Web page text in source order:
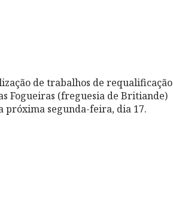
de trabalhos de requalificação
Fogueiras (freguesia de Britiande)
próxima segunda-feira, dia 17.